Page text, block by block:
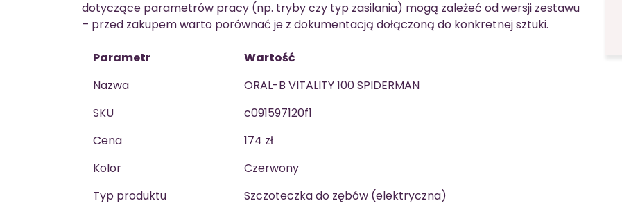
dotyczące parametrów pracy (np. tryby czy typ zasilania) mogą zależeć od wersji zestawu
– przed zakupem warto porównać je z dokumentacją dołączoną do konkretnej sztuki.
Parametr
Wartość
Nazwa
ORAL-B VITALITY 100 SPIDERMAN
SKU
c091597120f1
Cena
174 zł
Kolor
Czerwony
Typ produktu
Szczoteczka do zębów (elektryczna)